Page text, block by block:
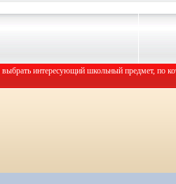
интересующий школьный предмет, по